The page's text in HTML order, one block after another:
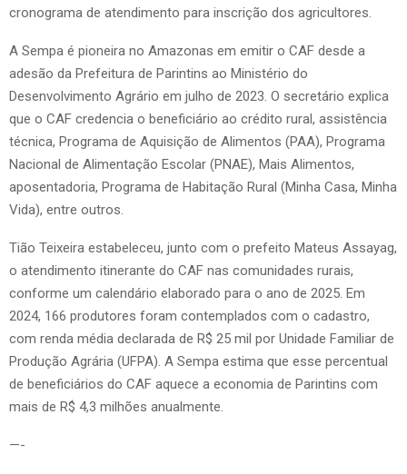
cronograma de atendimento para inscrição dos agricultores.
A Sempa é pioneira no Amazonas em emitir o CAF desde a
adesão da Prefeitura de Parintins ao Ministério do
Desenvolvimento Agrário em julho de 2023. O secretário explica
que o CAF credencia o beneficiário ao crédito rural, assistência
técnica, Programa de Aquisição de Alimentos (PAA), Programa
Nacional de Alimentação Escolar (PNAE), Mais Alimentos,
aposentadoria, Programa de Habitação Rural (Minha Casa, Minha
Vida), entre outros.
Tião Teixeira estabeleceu, junto com o prefeito Mateus Assayag,
o atendimento itinerante do CAF nas comunidades rurais,
conforme um calendário elaborado para o ano de 2025. Em
2024, 166 produtores foram contemplados com o cadastro,
com renda média declarada de R$ 25 mil por Unidade Familiar de
Produção Agrária (UFPA). A Sempa estima que esse percentual
de beneficiários do CAF aquece a economia de Parintins com
mais de R$ 4,3 milhões anualmente.
—-